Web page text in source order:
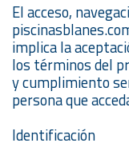
El acceso,
implica la
los términos del
y cumplimiento
persona que
Identificación